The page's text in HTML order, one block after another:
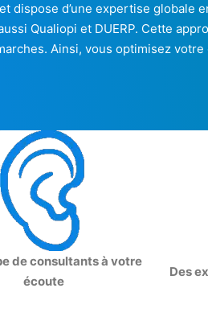
dispose d’une expertise globale
Qualiopi et DUERP. Cette
Ainsi, vous optimisez
de consultants à votre
écoute
Des